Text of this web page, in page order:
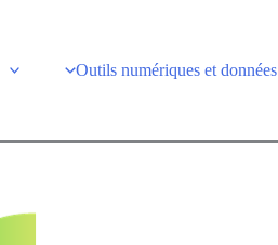
Outils numériques et données